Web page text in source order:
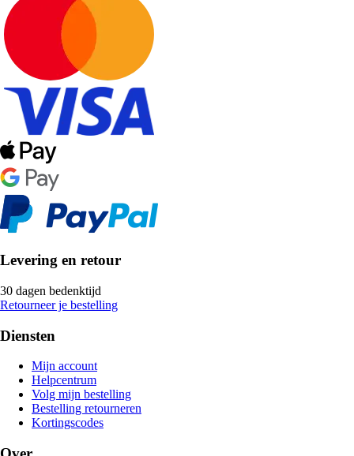
Levering en retour
30 dagen bedenktijd
Retourneer je bestelling
Diensten
Mijn account
Helpcentrum
Volg mijn bestelling
Bestelling retourneren
Kortingscodes